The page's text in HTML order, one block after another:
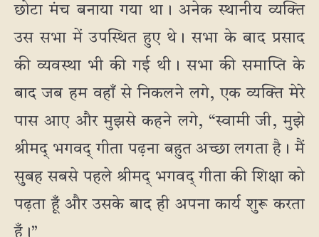
छोटा मंच बनाया गया था। अनेक स्थानीय व्यक्ति
उस सभा में उपस्थित हुए थे। सभा के बाद प्रसाद
की व्यवस्था भी की गई थी। सभा की समाप्ति के
बाद जब हम वहाँ से निकलने लगे, एक व्यक्ति मेरे
पास आए और मुझसे कहने लगे, “स्वामी जी, मुझे
श्रीमद् भगवद् गीता पढ़ना बहुत अच्छा लगता है। मैं
सुबह सबसे पहले श्रीमद् भगवद् गीता की शिक्षा को
पढ़ता हूँ और उसके बाद ही अपना कार्य शुरू करता
हूँ।”